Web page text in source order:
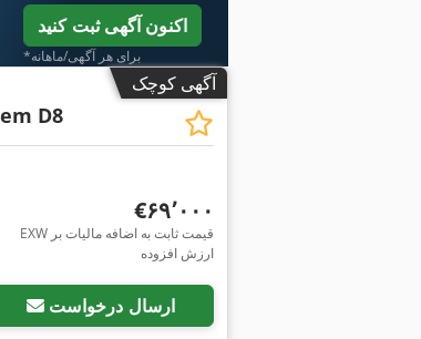
اکنون آگهی ثبت کنید
*برای هر آگهی/ماهانه
آگهی کوچک
D8
‎€۶۹٬۰۰۰
EXW قیمت ثابت به اضافه مالیات بر
ارزش افزوده
ارسال درخواست